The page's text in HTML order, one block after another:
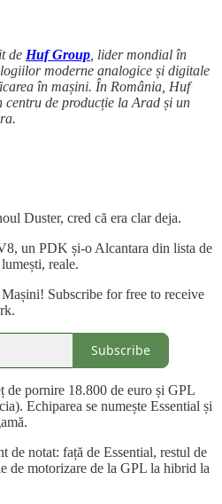
de Huf Group , lider mondial în
moderne analogice și digitale
în mașini. În România, Huf
centru de producție la Arad și un
Duster, cred că era clar deja.
un PDK și-o Alcantara din lista de
reale.
Subscribe for free to receive
Subscribe
de pornire 18.800 de euro și GPL
Echiparea se numește Essential și
de notat: față de Essential, restul de
de motorizare de la GPL la hibrid la